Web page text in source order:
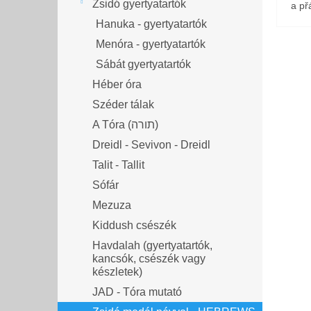
Zsidó gyertyatartók
Hanuka - gyertyatartók
Menóra - gyertyatartók
Sábát gyertyatartók
Héber óra
Széder tálak
A Tóra (תורה)
Dreidl - Sevivon - Dreidl
Talit - Tallit
Sófár
Mezuza
Kiddush csészék
Havdalah (gyertyatartók,
kancsók, csészék vagy
készletek)
JAD - Tóra mutató
a